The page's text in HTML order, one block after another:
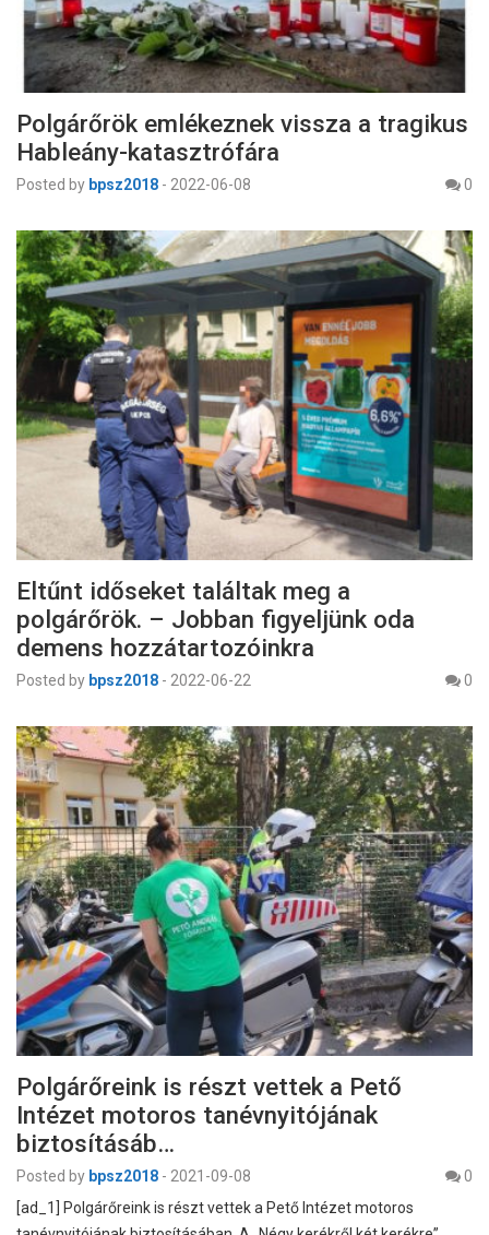
Polgárőrök emlékeznek vissza a tragikus
Hableány-katasztrófára
Posted by bpsz2018 - 2022-06-08 0
Eltűnt időseket találtak meg a
polgárőrök. – Jobban figyeljünk oda
demens hozzátartozóinkra
Posted by bpsz2018 - 2022-06-22 0
Polgárőreink is részt vettek a Pető
Intézet motoros tanévnyitójának
biztosításáb…
Posted by bpsz2018 - 2021-09-08
0
[ad_1] Polgárőreink is részt vettek a Pető Intézet motoros